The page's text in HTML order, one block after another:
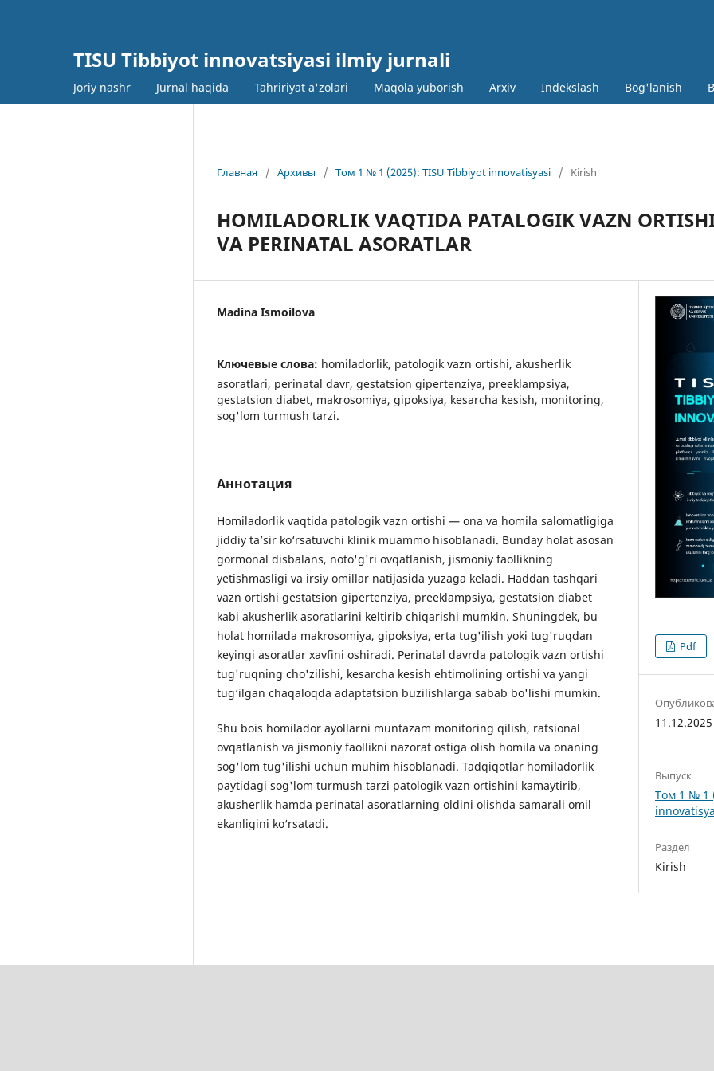
TISU Tibbiyot innovatsiyasi ilmiy jurnali
Joriy nashr Jurnal haqida Tahririyat a'zolari Maqola yuborish Arxiv Indekslash Bog'lanish
Главная / Архивы / Том 1 № 1 (2025): TISU Tibbiyot innovatisyasi / Kirish
HOMILADORLIK VAQTIDA PATALOGIK VAZN
VA PERINATAL ASORATLAR
Madina Ismoilova
Ключевые слова: homiladorlik, patologik vazn ortishi, akusherlik
asoratlari, perinatal davr, gestatsion gipertenziya, preeklampsiya,
gestatsion diabet, makrosomiya, gipoksiya, kesarcha kesish, monitoring,
sog'lom turmush tarzi.
Аннотация
Homiladorlik vaqtida patologik vazn ortishi — ona va homila salomatligiga
jiddiy ta’sir ko‘rsatuvchi klinik muammo hisoblanadi. Bunday holat asosan
gormonal disbalans, noto'g'ri ovqatlanish, jismoniy faollikning
yetishmasligi va irsiy omillar natijasida yuzaga keladi. Haddan tashqari
vazn ortishi gestatsion gipertenziya, preeklampsiya, gestatsion diabet
kabi akusherlik asoratlarini keltirib chiqarishi mumkin. Shuningdek, bu
holat homilada makrosomiya, gipoksiya, erta tug'ilish yoki tug'ruqdan
keyingi asoratlar xavfini oshiradi. Perinatal davrda patologik vazn ortishi
tug'ruqning cho'zilishi, kesarcha kesish ehtimolining ortishi va yangi
tug‘ilgan chaqaloqda adaptatsion buzilishlarga sabab bo'lishi mumkin.
Shu bois homilador ayollarni muntazam monitoring qilish, ratsional
ovqatlanish va jismoniy faollikni nazorat ostiga olish homila va onaning
sog'lom tug'ilishi uchun muhim hisoblanadi. Tadqiqotlar homiladorlik
paytidagi sog'lom turmush tarzi patologik vazn ortishini kamaytirib,
akusherlik hamda perinatal asoratlarning oldini olishda samarali omil
ekanligini ko‘rsatadi.
Pdf
11.12.2025
Выпуск
Том 1 № 1
Раздел
Kirish